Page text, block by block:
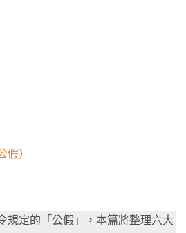
假）
規定的「公假」，本篇將整理六大